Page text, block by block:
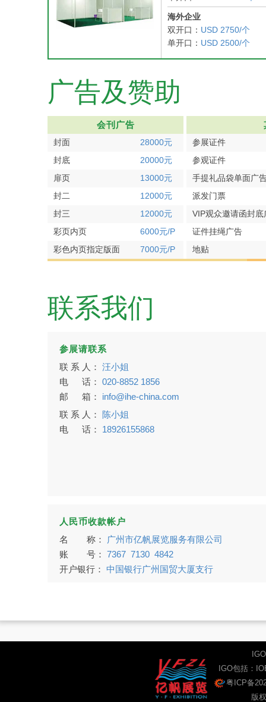
海外企业
双开口： USD 2750/个
单开口： USD 2500/个
广告及赞助
会刊广告
封面
28000元
封底
20000元
扉页
13000元
封二
12000元
封三
12000元
彩页内页
6000元/P
彩色内页指定版面
7000元/P
参展证件
参观证件
手提礼品袋单面广
派发门票
VIP观众邀请函封底
证件挂绳广告
地贴
联系我们
参展请联系
联 系 人： 汪小姐
电 话： 020-8852 1856
邮 箱：
info@ihe-china.com
联 系 人：
陈小姐
电 话：
18926155868
人民币收款帐户
名 称：
广州市亿帆展览服务有限公司
账 号： 7367 7130 4842
开户银行： 中国银行广州国贸大厦支行
IGO包括：
粤ICP备
版